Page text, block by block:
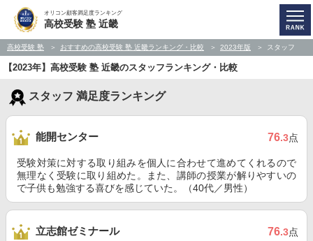
オリコン顧客満足度ランキング
高校受験 塾 近畿
高校受験 塾 おすすめの高校受験 塾 近畿ランキング・比較 2023年版 スタッフ
【2023年】高校受験 塾 近畿のスタッフランキング・比較
スタッフ 満足度ランキング
能開センター 76.3点
受験対策に対する取り組みを個人に合わせて進めてくれるので
無理なく受験に取り組めた。また、講師の授業が解りやすいの
で子供も勉強する喜びを感じていた。（40代／男性）
立志館ゼミナール 76.3点